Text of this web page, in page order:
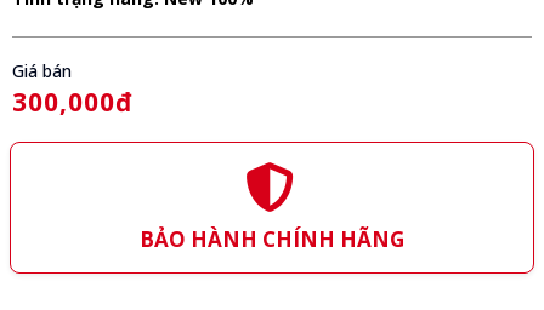
Giá bán
300,000đ
BẢO HÀNH CHÍNH HÃNG